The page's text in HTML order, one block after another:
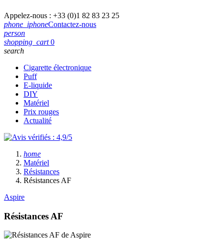
Appelez-nous : +33 (0)1 82 83 23 25
phone_iphoneContactez-nous
person
shopping_cart 0
search
Cigarette électronique
Puff
E-liquide
DIY
Matériel
Prix rouges
Actualité
home
Matériel
Résistances
Résistances AF
Aspire
Résistances AF